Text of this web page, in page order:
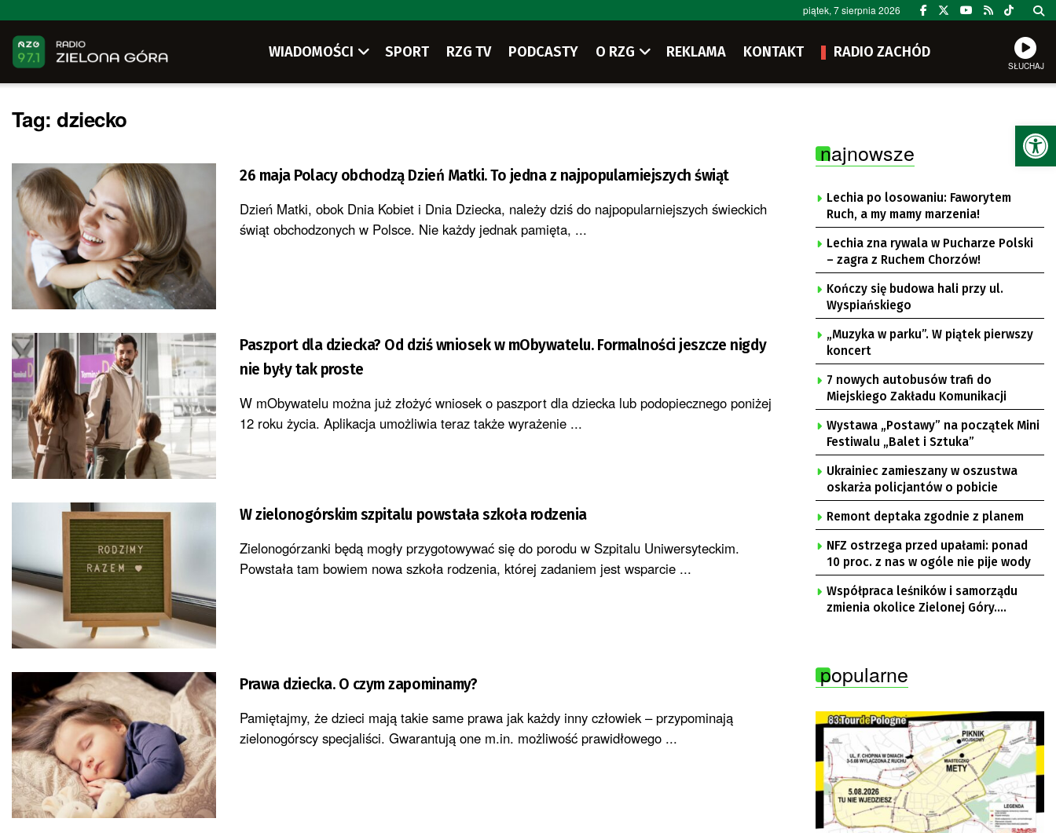
piątek, 7 sierpnia 2026
WIADOMOŚCI SPORT RZG TV PODCASTY O RZG REKLAMA KONTAKT RADIO ZACHÓD
SŁUCHAJ
Tag:dziecko
26 maja Polacy obchodzą Dzień Matki. To jedna z najpopularniejszych świąt
Dzień Matki, obok Dnia Kobiet i Dnia Dziecka, należy dziś do najpopularniejszych świeckich
świąt obchodzonych w Polsce. Nie każdy jednak pamięta, ...
Paszport dla dziecka? Od dziś wniosek w mObywatelu. Formalności jeszcze nigdy
nie były tak proste
W mObywatelu można już złożyć wniosek o paszport dla dziecka lub podopiecznego poniżej
12 roku życia. Aplikacja umożliwia teraz także wyrażenie ...
W zielonogórskim szpitalu powstała szkoła rodzenia
Zielonogórzanki będą mogły przygotowywać się do porodu w Szpitalu Uniwersyteckim.
Powstała tam bowiem nowa szkoła rodzenia, której zadaniem jest wsparcie ...
Prawa dziecka. O czym zapominamy?
Pamiętajmy, że dzieci mają takie same prawa jak każdy inny człowiek – przypominają
zielonogórscy specjaliści. Gwarantują one m.in. możliwość prawidłowego ...
najnowsze
Lechia po losowaniu: Faworytem
Ruch, a my mamy marzenia!
Lechia zna rywala w Pucharze Polski
– zagra z Ruchem Chorzów!
Kończy się budowa hali przy ul.
Wyspiańskiego
„Muzyka w parku”. W piątek pierwszy
koncert
7 nowych autobusów trafi do
Miejskiego Zakładu Komunikacji
Wystawa „Postawy” na początek Mini
Festiwalu „Balet i Sztuka”
Ukrainiec zamieszany w oszustwa
oskarża policjantów o pobicie
Remont deptaka zgodnie z planem
NFZ ostrzega przed upałami: ponad
10 proc. z nas w ogóle nie pije wody
Współpraca leśników i samorządu
zmienia okolice Zielonej Góry.
popularne